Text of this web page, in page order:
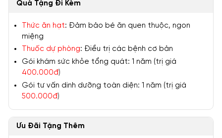
Quà Tặng Đi Kèm
Thức ăn hạt: Đảm bảo bé ăn quen thuộc, ngon
miệng
Thuốc dự phòng: Điều trị các bệnh cơ bản
Gói khám sức khỏe tổng quát: 1 năm (trị giá
400.000đ)
Gói tư vấn dinh dưỡng toàn diện: 1 năm (trị giá
500.000đ)
Ưu Đãi Tặng Thêm